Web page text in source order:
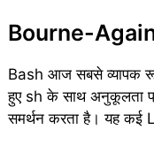
Bourne-
Bash आज सबसे व्यापक
हुए sh के साथ अनुकूलता
समर्थन करता है। यह कई